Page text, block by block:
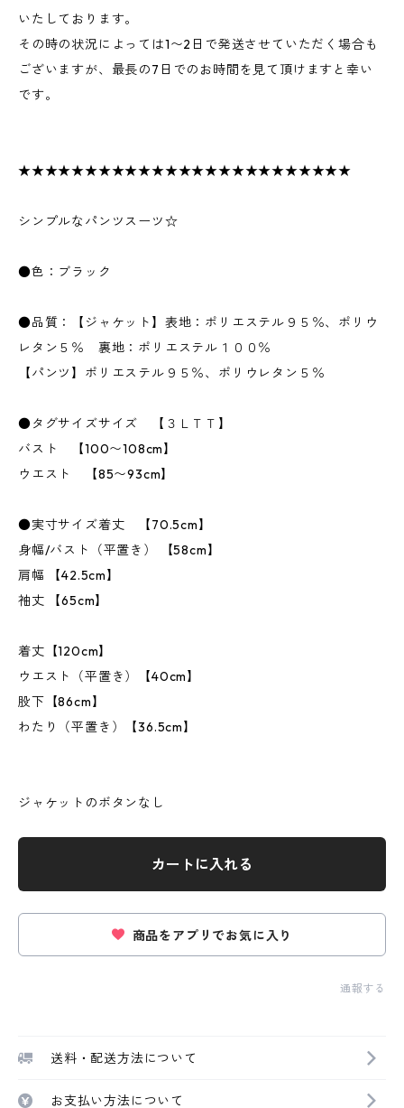
いたしております。
その時の状況によっては1〜2日で発送させていただく場合も
ございますが、最長の7日でのお時間を見て頂けますと幸い
です。
★★★★★★★★★★★★★★★★★★★★★★★★★
シンプルなパンツスーツ☆
●色：ブラック
●品質：【ジャケット】表地：ポリエステル９５％、ポリウ
レタン５％ 裏地：ポリエステル１００％
【パンツ】ポリエステル９５％、ポリウレタン５％
●タグサイズサイズ 【３ＬＴＴ】
バスト 【100〜108cm】
ウエスト 【85〜93cm】
●実寸サイズ着丈 【70.5cm】
身幅/バスト（平置き） 【58cm】
肩幅 【42.5cm】
袖丈 【65cm】
着丈【120cm】
ウエスト（平置き）【40cm】
股下【86cm】
わたり（平置き）【36.5cm】
ジャケットのボタンなし
カートに入れる
商品をアプリでお気に入り
通報する
送料・配送方法について
お支払い方法について